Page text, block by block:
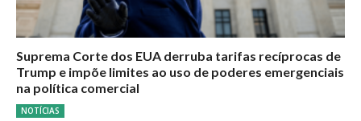
Suprema Corte dos EUA derruba tarifas recíprocas de
Trump e impõe limites ao uso de poderes emergenciais
na política comercial
NOTÍCIAS